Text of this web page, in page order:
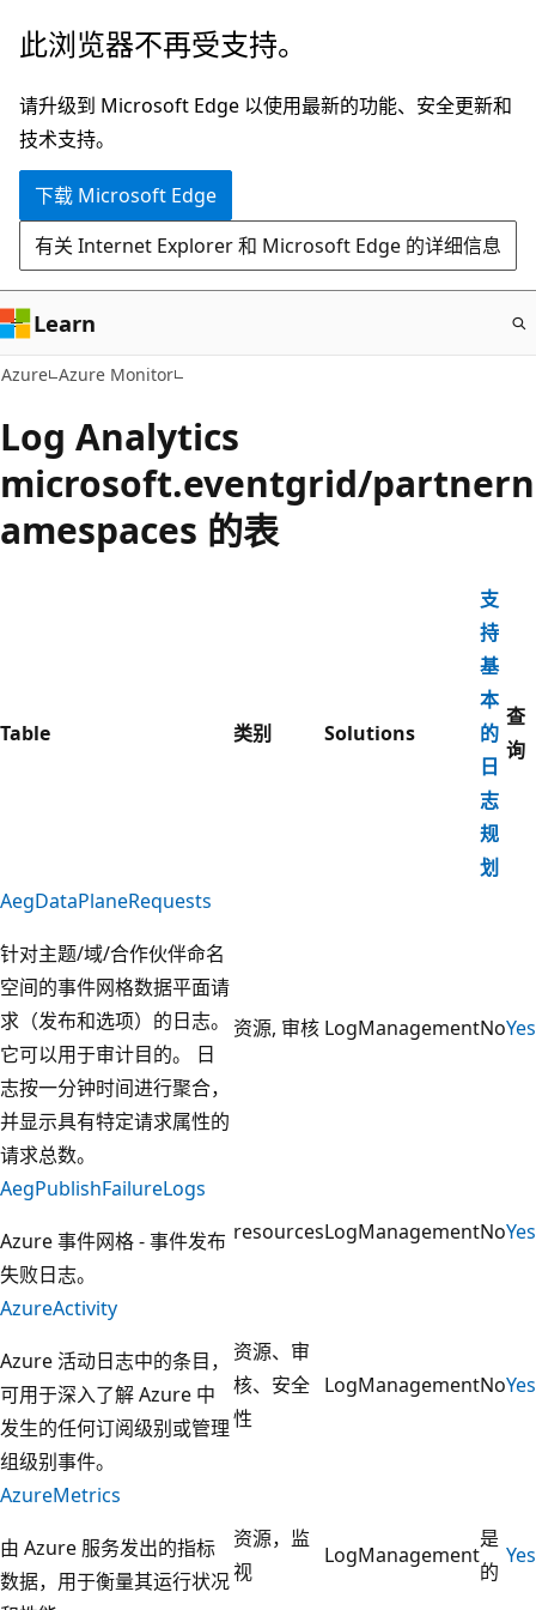
跳
主
要
内
此浏览器不再受支持。
请升级到 Microsoft Edge 以使用最新的功能、安全更新和
技术支持。
下载 Microsoft Edge
有关 Internet Explorer 和 Microsoft Edge 的详细信息
Learn
Azure Azure Monitor
Log Analytics
microsoft.eventgrid/partnern
amespaces 的表
Table 类别 Solutions
支
持
基
本
的
日
志
规
划
查
询
AegDataPlaneRequests
针对主题/域/合作伙伴命名
空间的事件网格数据平面请
求（发布和选项）的日志。
它可以用于审计目的。 日
志按一分钟时间进行聚合，
并显示具有特定请求属性的
请求总数。
资源, 审核 LogManagementNoYes
AegPublishFailureLogs
Azure 事件网格 - 事件发布
失败日志。
resourcesLogManagementNoYes
AzureActivity
Azure 活动日志中的条目，
可用于深入了解 Azure 中
发生的任何订阅级别或管理
组级别事件。
资源、审
核、安全
性
LogManagementNoYes
AzureMetrics
由 Azure 服务发出的指标
数据，用于衡量其运行状况
资源，监
视
LogManagement
是
的
Yes